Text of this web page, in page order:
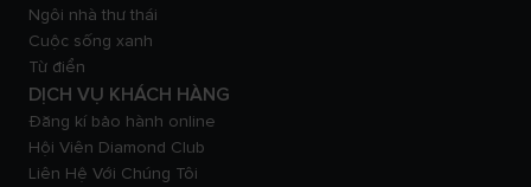
Ngôi nhà thư thái
Cuộc sống xanh
Từ điển
DỊCH VỤ KHÁCH HÀNG
Đăng kí bảo hành online
Hội Viên Diamond Club
Liên Hệ Với Chúng Tôi